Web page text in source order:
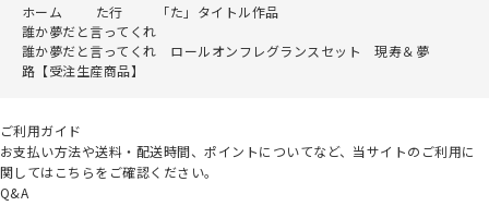
ホーム た行
「た」タイトル作品
誰か夢だと言ってくれ
誰か夢だと言ってくれ ロールオンフレグランスセット 現寿＆夢
路【受注生産商品】
ご利用ガイド
お支払い方法や送料・配送時間、ポイントについてなど、当サイトのご利用に
関してはこちらをご確認ください。
Q&A